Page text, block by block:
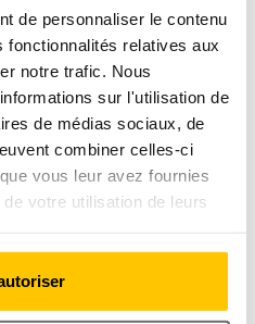
de personnaliser le contenu
relatives aux
notre trafic. Nous
sur l'utilisation de
de médias sociaux, de
combiner celles-ci
vous leur avez fournies
votre utilisation de leurs